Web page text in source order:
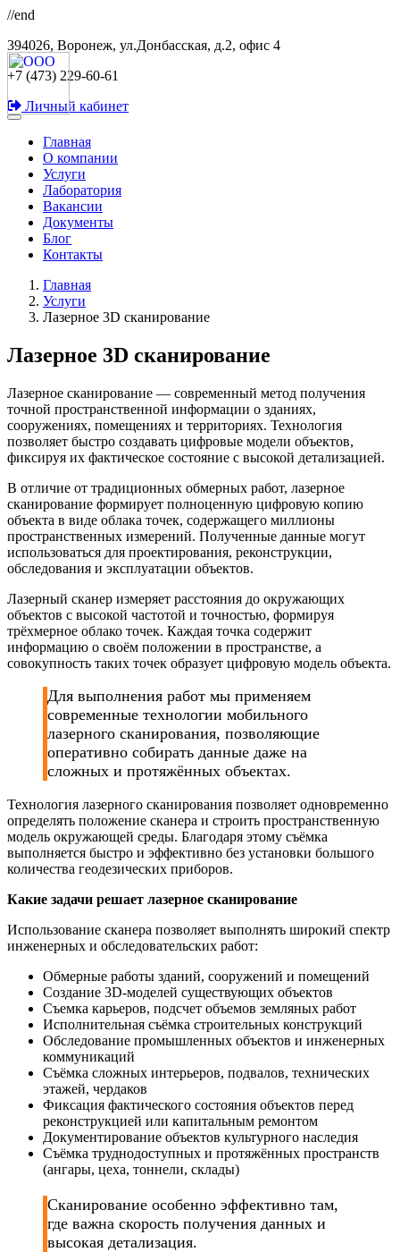
//end
394026, Воронеж, ул.Донбасская, д.2, офис 4
+7 (473) 229-60-61
Личный кабинет
Главная
О компании
Услуги
Лаборатория
Вакансии
Документы
Блог
Контакты
Главная
Услуги
Лазерное 3D сканирование
Лазерное 3D сканирование
Лазерное сканирование — современный метод получения
точной пространственной информации о зданиях,
сооружениях, помещениях и территориях. Технология
позволяет быстро создавать цифровые модели объектов,
фиксируя их фактическое состояние с высокой детализацией.
В отличие от традиционных обмерных работ, лазерное
сканирование формирует полноценную цифровую копию
объекта в виде облака точек, содержащего миллионы
пространственных измерений. Полученные данные могут
использоваться для проектирования, реконструкции,
обследования и эксплуатации объектов.
Лазерный сканер измеряет расстояния до окружающих
объектов с высокой частотой и точностью, формируя
трёхмерное облако точек. Каждая точка содержит
информацию о своём положении в пространстве, а
совокупность таких точек образует цифровую модель объекта.
Для выполнения работ мы применяем
современные технологии мобильного
лазерного сканирования, позволяющие
оперативно собирать данные даже на
сложных и протяжённых объектах.
Технология лазерного сканирования позволяет одновременно
определять положение сканера и строить пространственную
модель окружающей среды. Благодаря этому съёмка
выполняется быстро и эффективно без установки большого
количества геодезических приборов.
Какие задачи решает лазерное сканирование
Использование сканера позволяет выполнять широкий спектр
инженерных и обследовательских работ:
Обмерные работы зданий, сооружений и помещений
Создание 3D-моделей существующих объектов
Съемка карьеров, подсчет объемов земляных работ
Исполнительная съёмка строительных конструкций
Обследование промышленных объектов и инженерных
коммуникаций
Съёмка сложных интерьеров, подвалов, технических
этажей, чердаков
Фиксация фактического состояния объектов перед
реконструкцией или капитальным ремонтом
Документирование объектов культурного наследия
Съёмка труднодоступных и протяжённых пространств
(ангары, цеха, тоннели, склады)
Сканирование особенно эффективно там,
где важна скорость получения данных и
высокая детализация.